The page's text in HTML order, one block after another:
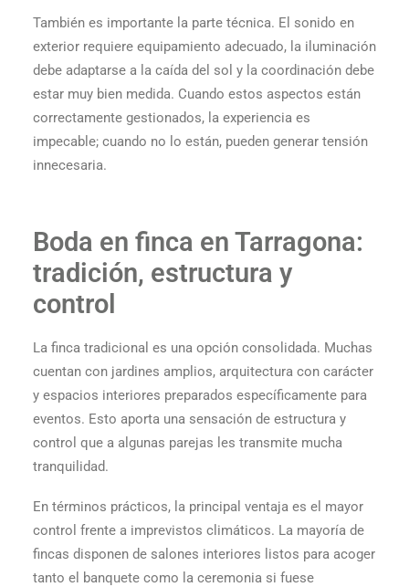
También es importante la parte técnica. El sonido en
exterior requiere equipamiento adecuado, la iluminación
debe adaptarse a la caída del sol y la coordinación debe
estar muy bien medida. Cuando estos aspectos están
correctamente gestionados, la experiencia es
impecable; cuando no lo están, pueden generar tensión
innecesaria.
Boda en finca en Tarragona:
tradición, estructura y
control
La finca tradicional es una opción consolidada. Muchas
cuentan con jardines amplios, arquitectura con carácter
y espacios interiores preparados específicamente para
eventos. Esto aporta una sensación de estructura y
control que a algunas parejas les transmite mucha
tranquilidad.
En términos prácticos, la principal ventaja es el mayor
control frente a imprevistos climáticos. La mayoría de
fincas disponen de salones interiores listos para acoger
tanto el banquete como la ceremonia si fuese